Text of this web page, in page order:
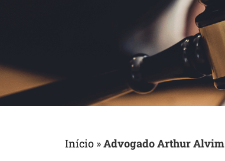
Início »Advogado Arthur Alvim